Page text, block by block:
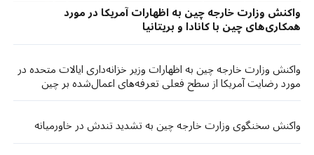
واکنش وزارت خارجه چین به اظهارات آمریکا در مورد
همکاری‌‌های چین با کانادا و بریتانیا
واکنش وزارت خارجه چین به اظهارات وزیر خزانه‌داری ایالات متحده در
مورد رضایت آمریکا از سطح فعلی تعرفه‌های اعمال‌شده بر چین
واکنش سخنگوی وزارت خارجه چین به تشدید تندش در خاورمیانه